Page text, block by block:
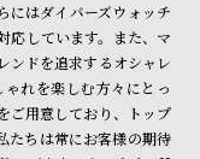
にはダイバーズウォッチ
応しています。また、マ
ンドを追求するオシャレ
れを楽しむ方々にとっ
ご用意しており、トップ
たちは常にお客様の期待